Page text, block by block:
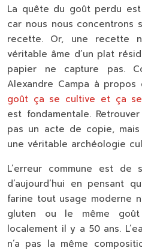
La quête du goût perdu
car nous nous concentrons
recette. Or, une recette
véritable âme d’un plat
papier ne capture pas.
Alexandre Campa à
goût ça se cultive et ça
est fondamentale.
pas un acte de copie,
une véritable archéologie
L’erreur commune est de
d’aujourd’hui en pensant
farine tout usage moderne
gluten ou le même goût
localement il y a 50 ans.
n’a pas la même